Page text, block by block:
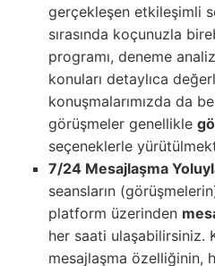
gerçekleşen etkileşimli
sırasında koçunuzla
programı, deneme
konuları detaylıca
konuşmalarımızda da
görüşmeler genellikle
seçeneklerle
7/24 Mesajlaşma
seansların
platform üzerinden
her saati ulaşabilirsiniz.
mesajlaşma özelliğinin,